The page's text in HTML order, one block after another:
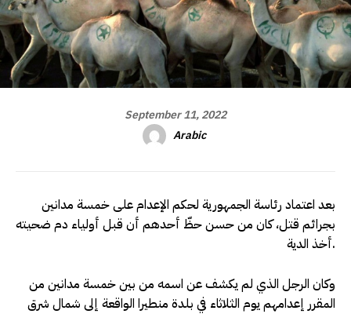
September 11, 2022
Arabic
بعد اعتماد رئاسة الجمهورية لحكم الإعدام على خمسة مدانين
بجرائم قتل، كان من حسن حظّ أحدهم أن قبل أولياء دم ضحيته
أخذ الدية.
وكان الرجل الذي لم يكشف عن اسمه من بين خمسة مدانين من
المقرر إعدامهم يوم الثلاثاء في بلدة منطيرا الواقعة إلى شمال شرق